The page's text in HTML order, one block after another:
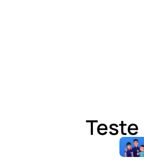
Teste